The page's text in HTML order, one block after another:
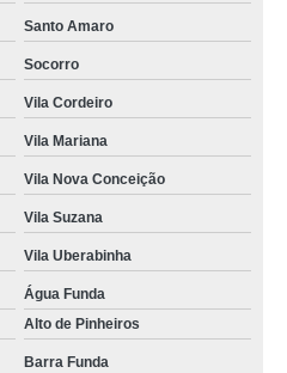
Santo Amaro
Socorro
Vila Cordeiro
Vila Mariana
Vila Nova Conceição
Vila Suzana
Vila Uberabinha
Água Funda
Alto de Pinheiros
Barra Funda